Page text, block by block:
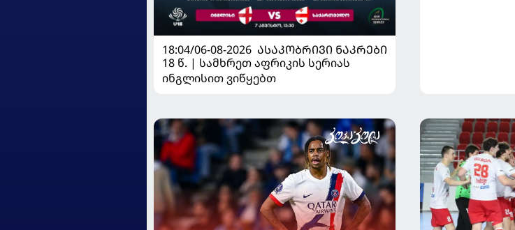
18:04/06-08-2026 ᲐᲡᲐᲙᲝᲑᲠᲘᲕᲘ ᲜᲐᲙᲠᲔᲑᲘ
18 წ. | სამხრეთ აფრიკის სერიას
ინგლისით ვიწყებთ